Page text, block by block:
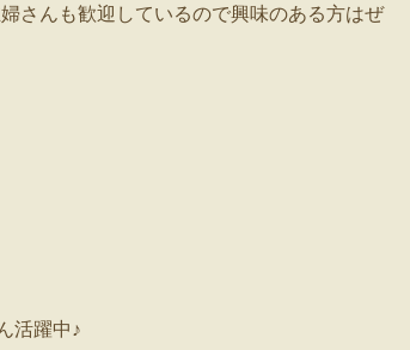
さんも歓迎しているので興味のある方はぜ
活躍中♪